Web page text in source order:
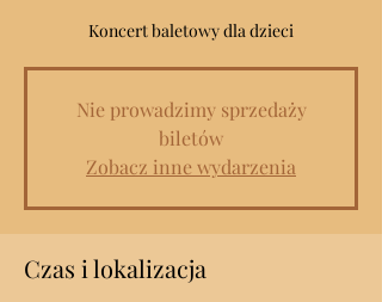
Koncert baletowy dla dzieci
Nie prowadzimy sprzedaży
biletów
Zobacz inne wydarzenia
Czas i lokalizacja